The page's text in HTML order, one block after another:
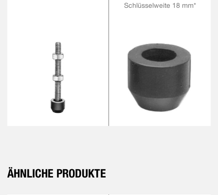
Schlüsselweite 18 mm*
ÄHNLICHE PRODUKTE